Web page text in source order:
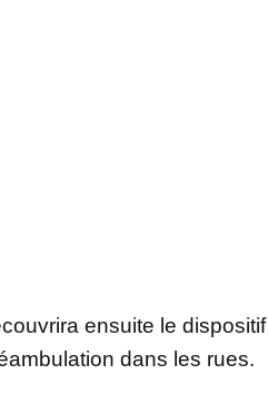
ensuite le
dans les rues.